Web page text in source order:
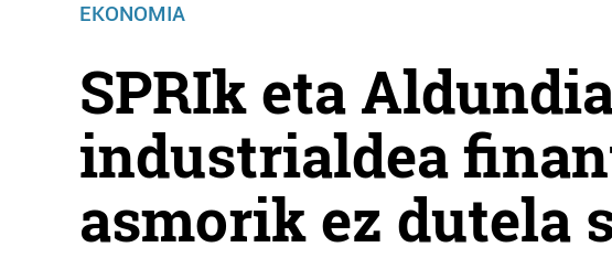
EKONOMIA
SPRIk eta
industrialdea
asmorik ez dutela